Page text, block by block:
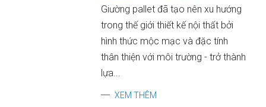
Giường pallet đã tạo nên xu hướng
trong thế giới thiết kế nội thất bởi
hình thức mộc mạc và đặc tính
thân thiện với môi trường - trở thành
lựa...
XEM THÊM